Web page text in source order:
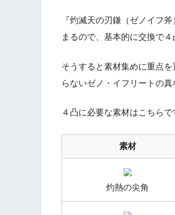
『灼滅天の刃鎌（ゼノイフ
まるので、基本的に交換で４
そうすると素材集めに重点
らないゼノ・イフリートの真
４凸に必要な素材はこちらで
素材
灼熱の尖角